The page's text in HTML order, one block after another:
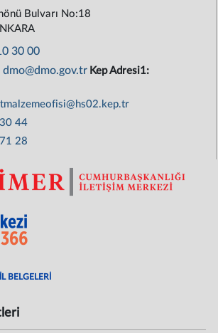
Bulvarı No:18
30 00
dmo@dmo.gov.tr Kep Adresi1:
44
28
BELGELERİ